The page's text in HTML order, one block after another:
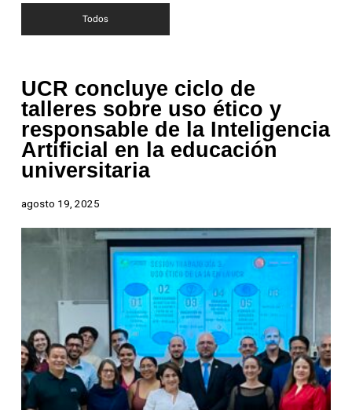
Todos
UCR concluye ciclo de
talleres sobre uso ético y
responsable de la Inteligencia
Artificial en la educación
universitaria
agosto 19, 2025